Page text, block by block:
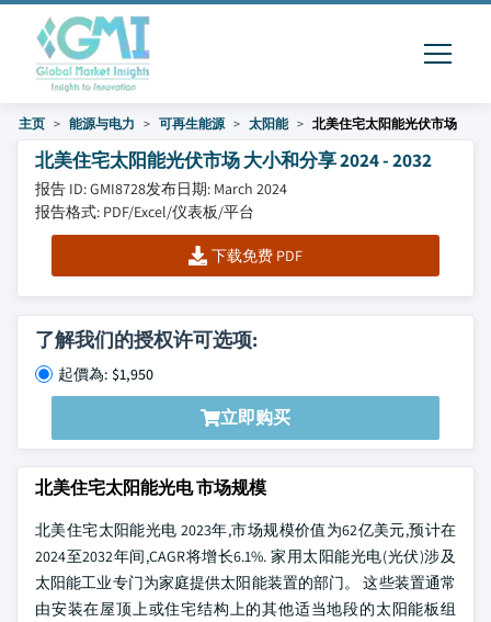
主页 能源与电力 可再生能源 太阳能 北美住宅太阳能光伏市场
北美住宅太阳能光伏市场 大小和分享 2024 - 2032
报告 ID: GMI8728发布日期: March 2024
报告格式: PDF/Excel/仪表板/平台
下载免费 PDF
了解我们的授权许可选项:
起價為: $1,950
立即购买
北美住宅太阳能光电 市场规模
北美住宅太阳能光电 2023年,市场规模价值为62亿美元,预计在
2024至2032年间,CAGR将增长6.1%. 家用太阳能光电(光伏)涉及
太阳能工业专门为家庭提供太阳能装置的部门。 这些装置通常
由安装在屋顶上或住宅结构上的其他适当地段的太阳能板组